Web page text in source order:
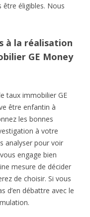
éligibles. Nous
à la réalisation
GE Money
taux immobilier GE
être enfantin à
les bonnes
à votre
analyser pour voir
engage bien
mesure de décider
de choisir. Si vous
d’en débattre avec le